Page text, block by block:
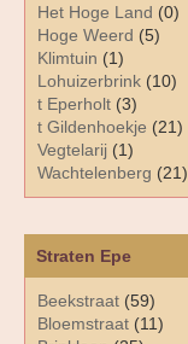
Straten Epe
Beekstraat (59)
Bloemstraat (11)
Het Hoge Land (0)
Hoge Weerd (5)
Klimtuin (1)
Lohuizerbrink (10)
t Eperholt (3)
t Gildenhoekje (21)
Vegtelarij (1)
Wachtelenberg (21)